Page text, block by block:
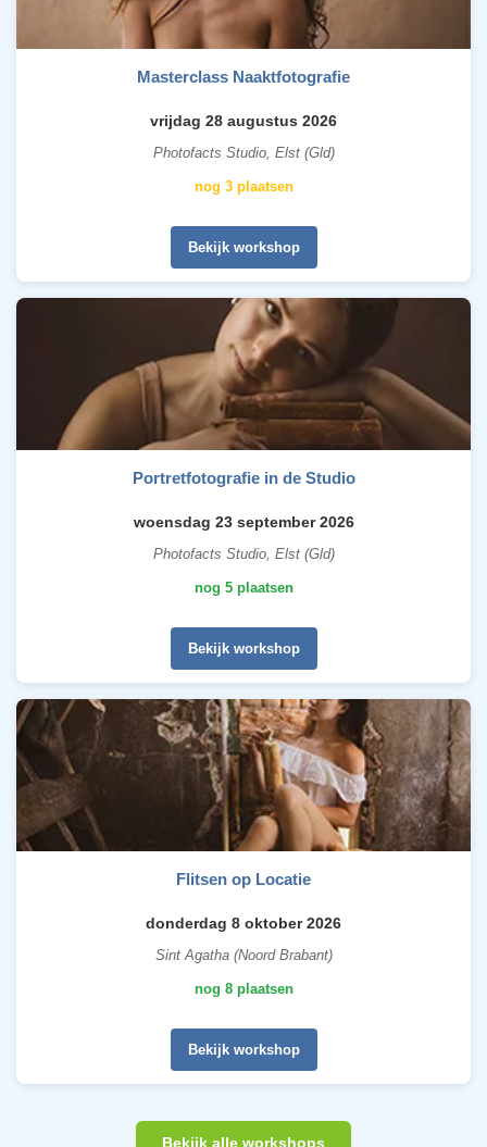
Masterclass Naaktfotografie
vrijdag 28 augustus 2026
Photofacts Studio, Elst (Gld)
nog 3 plaatsen
Bekijk workshop
Portretfotografie in de Studio
woensdag 23 september 2026
Photofacts Studio, Elst (Gld)
nog 5 plaatsen
Bekijk workshop
Flitsen op Locatie
donderdag 8 oktober 2026
Sint Agatha (Noord Brabant)
nog 8 plaatsen
Bekijk workshop
Bekijk alle workshops